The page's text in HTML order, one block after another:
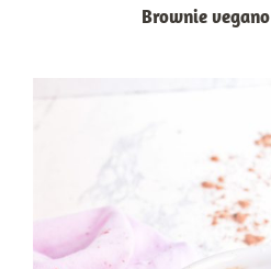
Brownie